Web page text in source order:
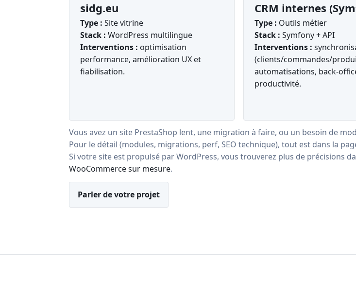
sidg.eu
Type : Site vitrine
Stack : WordPress multilingue
Interventions : optimisation
performance, amélioration UX et
fiabilisation.
CRM internes
Type : Outils métier
Stack : Symfony + API
Interventions :
(clients/commandes/
automatisations, back-
productivité.
Vous avez un site PrestaShop lent, une migration à faire, ou un besoin de
Pour le détail (modules, migrations, perf, SEO technique), tout est dans la
Si votre site est propulsé par WordPress, vous trouverez plus de précisions
WooCommerce sur mesure.
Parler de votre projet